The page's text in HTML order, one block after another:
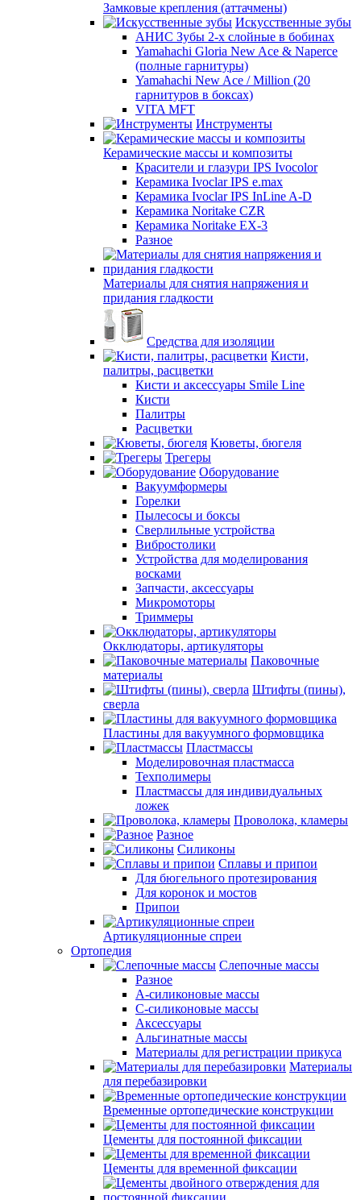
Замковые крепления (аттачмены)
Искусственные зубы
АНИС Зубы 2-х слойные в бобинах
Yamahachi Gloria New Ace & Naperce
(полные гарнитуры)
Yamahachi New Ace / Million (20
гарнитуров в боксах)
VITA MFT
Инструменты
Керамические массы и композиты
Красители и глазури IPS Ivocolor
Керамика Ivoclar IPS e.max
Керамика Ivoclar IPS InLine A-D
Керамика Noritake CZR
Керамика Noritake EX-3
Разное
Материалы для снятия напряжения и
придания гладкости
Средства для изоляции
Кисти,
палитры, расцветки
Кисти и аксессуары Smile Line
Кисти
Палитры
Расцветки
Кюветы, бюгеля
Трегеры
Оборудование
Вакуумформеры
Горелки
Пылесосы и боксы
Сверлильные устройства
Вибростолики
Устройства для моделирования
восками
Запчасти, аксессуары
Микромоторы
Триммеры
Окклюдаторы, артикуляторы
Паковочные
материалы
Штифты (пины),
сверла
Пластины для вакуумного формовщика
Пластмассы
Моделировочная пластмасса
Техполимеры
Пластмассы для индивидуальных
ложек
Проволока, кламеры
Разное
Силиконы
Сплавы и припои
Для бюгельного протезирования
Для коронок и мостов
Припои
Артикуляционные спреи
Ортопедия
Слепочные массы
Разное
А-силиконовые массы
С-силиконовые массы
Аксессуары
Альгинатные массы
Материалы для регистрации прикуса
Материалы
для перебазировки
Временные ортопедические конструкции
Цементы для постоянной фиксации
Цементы для временной фиксации